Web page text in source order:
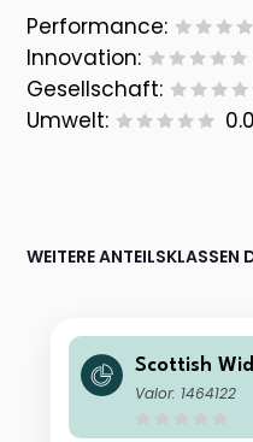
Performance:
Innovation:
Gesellschaft:
Umwelt:
WEITERE ANTEILSKLASSEN
Scottish
d Class A Inc
Valor: 1464122